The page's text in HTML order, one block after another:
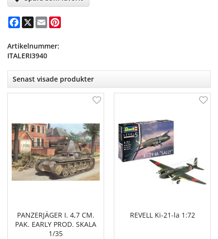
Facebook
X Email
Artikelnummer:
ITALERI3940
Senast visade produkter
PANZERJÄGER I. 4,7 CM.
PAK. EARLY PROD. SKALA
1/35
REVELL Ki-21-la 1:72